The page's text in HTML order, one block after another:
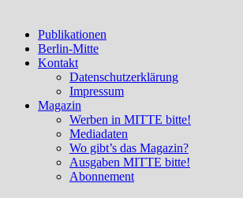
Publikationen
Berlin-Mitte
Kontakt
Datenschutzerklärung
Impressum
Magazin
Werben in MITTE bitte!
Mediadaten
Wo gibt’s das Magazin?
Ausgaben MITTE bitte!
Abonnement